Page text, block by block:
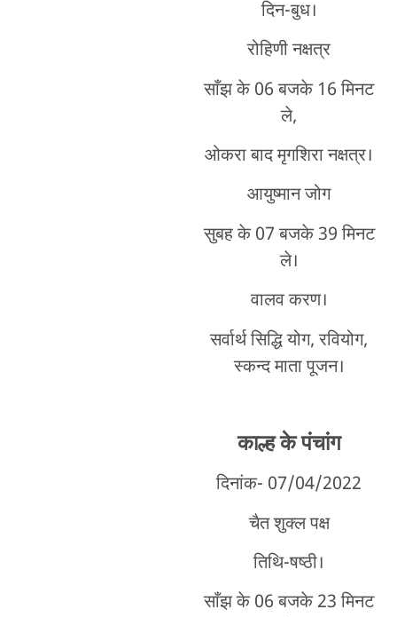
दिन-बुध।
रोहिणी नक्षत्र
साँझ के 06 बजके 16 मिनट
ले,
ओकरा बाद मृगशिरा नक्षत्र।
आयुष्मान जोग
सुबह के 07 बजके 39 मिनट
ले।
वालव करण।
सर्वार्थ सिद्धि योग, रवियोग,
स्कन्द माता पूजन।
काल्ह के पंचांग
दिनांक- 07/04/2022
चैत शुक्ल पक्ष
तिथि-षष्ठी।
साँझ के 06 बजके 23 मिनट